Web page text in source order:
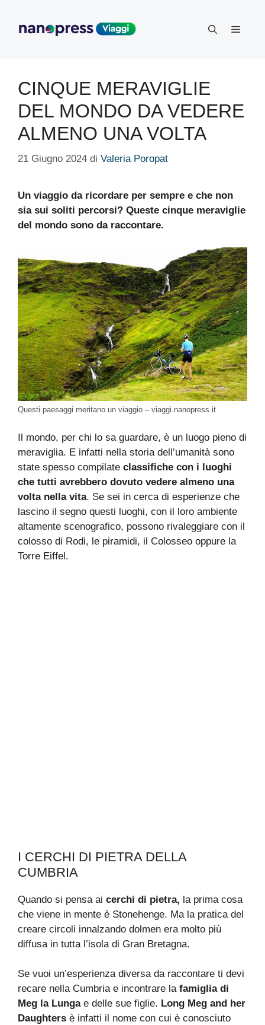
contenuto
Menu
CINQUE MERAVIGLIE
DEL MONDO DA VEDERE
ALMENO UNA VOLTA
21 Giugno 2024 di Valeria Poropat
Un viaggio da ricordare per sempre e che non
sia sui soliti percorsi? Queste cinque meraviglie
del mondo sono da raccontare.
Questi paesaggi meritano un viaggio – viaggi.nanopress.it
Il mondo, per chi lo sa guardare, è un luogo pieno di
meraviglia. E infatti nella storia dell’umanità sono
state spesso compilate classifiche con i luoghi
che tutti avrebbero dovuto vedere almeno una
volta nella vita. Se sei in cerca di esperienze che
lascino il segno questi luoghi, con il loro ambiente
altamente scenografico, possono rivaleggiare con il
colosso di Rodi, le piramidi, il Colosseo oppure la
Torre Eiffel.
I CERCHI DI PIETRA DELLA
CUMBRIA
Quando si pensa ai cerchi di pietra, la prima cosa
che viene in mente è Stonehenge. Ma la pratica del
creare circoli innalzando dolmen era molto più
diffusa in tutta l’isola di Gran Bretagna.
Se vuoi un’esperienza diversa da raccontare ti devi
recare nella Cumbria e incontrare la famiglia di
Meg la Lungae delle sue figlie. Long Meg and her
Daughters è infatti il nome con cui è conosciuto